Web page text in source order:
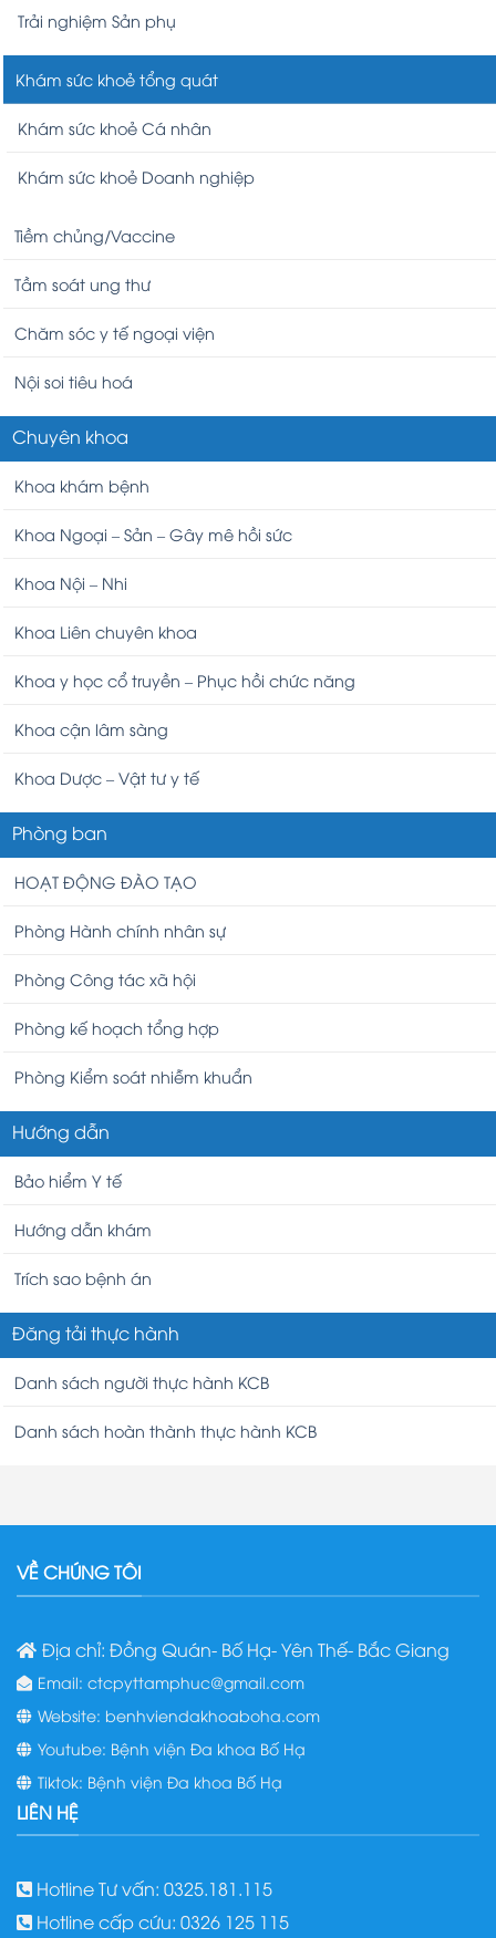
Trải nghiệm Sản phụ
Khám sức khoẻ tổng quát
Khám sức khoẻ Cá nhân
Khám sức khoẻ Doanh nghiệp
Tiềm chủng/Vaccine
Tầm soát ung thư
Chăm sóc y tế ngoại viện
Nội soi tiêu hoá
Chuyên khoa
Khoa khám bệnh
Khoa Ngoại – Sản – Gây mê hồi sức
Khoa Nội – Nhi
Khoa Liên chuyên khoa
Khoa y học cổ truyền – Phục hồi chức năng
Khoa cận lâm sàng
Khoa Dược – Vật tư y tế
Phòng ban
HOẠT ĐỘNG ĐÀO TẠO
Phòng Hành chính nhân sự
Phòng Công tác xã hội
Phòng kế hoạch tổng hợp
Phòng Kiểm soát nhiễm khuẩn
Hướng dẫn
Bảo hiểm Y tế
Hướng dẫn khám
Trích sao bệnh án
Đăng tải thực hành
Danh sách người thực hành KCB
Danh sách hoàn thành thực hành KCB
VỀ CHÚNG TÔI
Địa chỉ: Đồng Quán- Bố Hạ- Yên Thế- Bắc Giang
Email: ctcpyttamphuc@gmail.com
Website: benhviendakhoaboha.com
Youtube: Bệnh viện Đa khoa Bố Hạ
Tiktok: Bệnh viện Đa khoa Bố Hạ
LIÊN HỆ
Hotline Tư vấn: 0325.181.115
Hotline cấp cứu: 0326 125 115